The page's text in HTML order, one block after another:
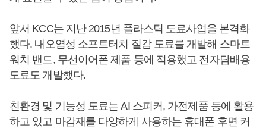
앞서 KCC는 지난 2015년 플라스틱 도료사업을 본격화
했다. 내오염성 소프트터치 질감 도료를 개발해 스마트
워치 밴드, 무선이어폰 제품 등에 적용했고 전자담배용
도료도 개발했다.
친환경 및 기능성 도료는 AI 스피커, 가전제품 등에 활용
하고 있고 마감재를 다양하게 사용하는 휴대폰 후면 커